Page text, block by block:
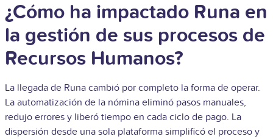
¿Cómo ha impactado Runa en
la gestión de sus procesos de
Recursos Humanos?
La llegada de Runa cambió por completo la forma de operar.
La automatización de la nómina eliminó pasos manuales,
redujo errores y liberó tiempo en cada ciclo de pago. La
dispersión desde una sola plataforma simplificó el proceso y